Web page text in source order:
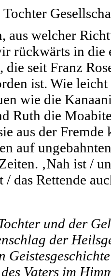
welcher
rückwärts in die
die seit Franz
ist. Wie
wie die
Ruth die
aus der
auf
‚Nah ist /
das Rettende
und der
der
Vaters im